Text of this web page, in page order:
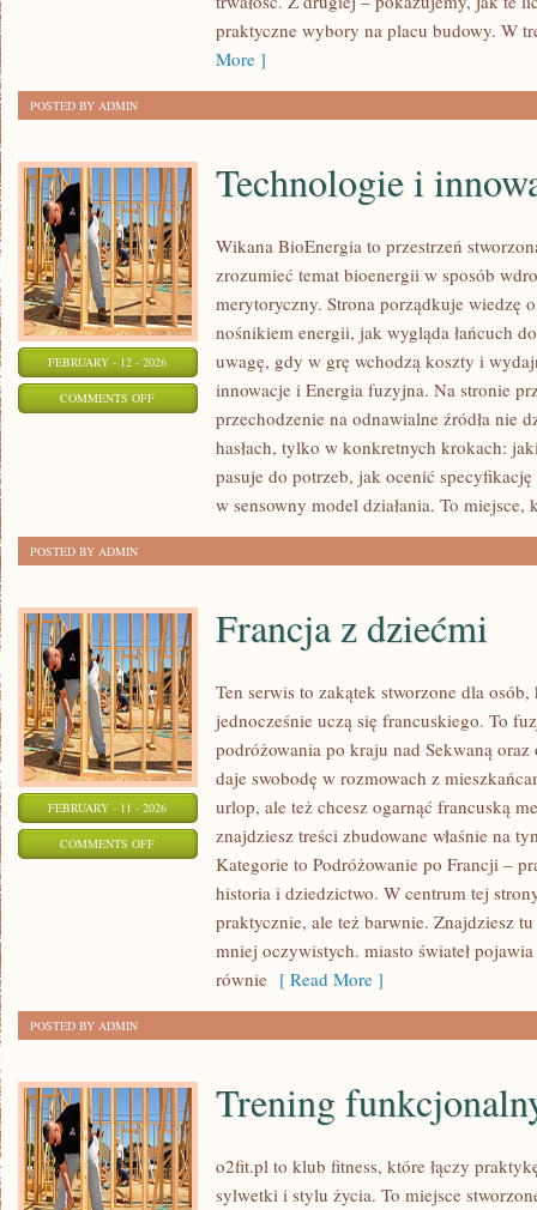
praktyczne wybory na placu budowy. W
More ]
POSTED BY ADMIN
FEBRUARY - 12 - 2026
COMMENTS OFFON
TECHNOLOGIE
INNOWACJE
Technologie i
Wikana BioEnergia to przestrzeń
zrozumieć temat bioenergii w sposób
merytoryczny. Strona porządkuje wiedzę
nośnikiem energii, jak wygląda łańcuch
uwagę, gdy w grę wchodzą koszty i
innowacje i Energia fuzyjna. Na stronie
przechodzenie na odnawialne źródła nie
hasłach, tylko w konkretnych krokach:
pasuje do potrzeb, jak ocenić
w sensowny model działania. To miejsce,
POSTED BY ADMIN
FEBRUARY - 11 - 2026
COMMENTS OFFON
Francja z dziećmi
Ten serwis to zakątek stworzone dla
jednocześnie uczą się francuskiego. To
podróżowania po kraju nad Sekwaną
daje swobodę w rozmowach z
urlop, ale też chcesz ogarnąć francuską
znajdziesz treści zbudowane właśnie na
Kategorie to Podróżowanie po Francji –
historia i dziedzictwo. W centrum tej
praktycznie, ale też barwnie. Znajdziesz
mniej oczywistych. miasto świateł
równie [ Read More ]
POSTED BY ADMIN
Trening
o2fit.pl to klub fitness, które łączy
sylwetki i stylu życia. To miejsce